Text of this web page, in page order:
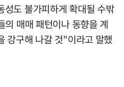
성도 불가피하게 확대될 수밖
매매 패턴이나 동향을 계
강구해 나갈 것"이라고 말했